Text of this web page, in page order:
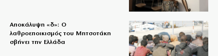
Αποκάλυψη «δ»: Ο
λαθροεποικισμός του Μητσοτάκη
σβήνει την Ελλάδα